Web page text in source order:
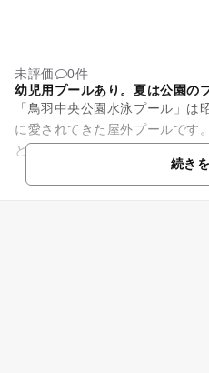
未評価
0件
幼児用プールあり。夏は公園の
「鳥羽中央公園水泳プール」
に愛されてきた屋外プールです
と、幼児用プールがあります。
続き